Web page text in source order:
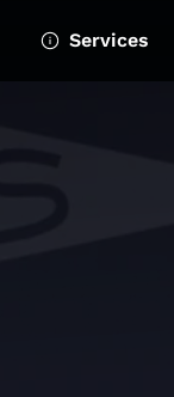
Services